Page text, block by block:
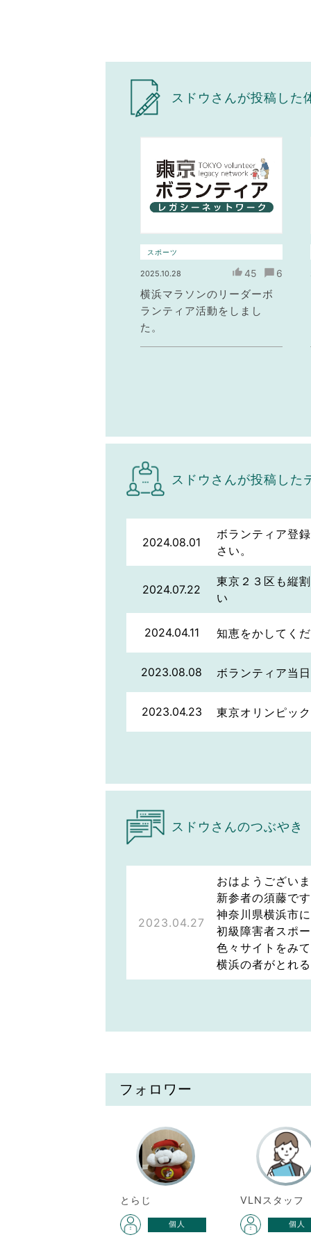
スドウさんが投稿した
スポーツ
2025.10.28 45 6
横浜マラソンのリーダーボ
ランティア活動をしまし
た。
スドウさんが投稿した
2024.08.01
ボランティア登
さい。
2024.07.22
東京２３区も縦
い
2024.04.11 知恵をかしてく
2023.08.08 ボランティア当
2023.04.23 東京オリンピッ
スドウさんのつぶやき
2023.04.27
おはようござい
新参者の須藤で
神奈川県横浜市
初級障害者スポ
色々サイトをみ
横浜の者がとれ
フォロワー
とらじ
個人
VLNスタッフ
個人